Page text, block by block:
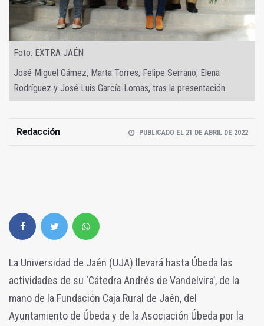
Foto: EXTRA JAÉN
José Miguel Gámez, Marta Torres, Felipe Serrano, Elena
Rodríguez y José Luis García-Lomas, tras la presentación.
Redacción PUBLICADO EL 21 DE ABRIL DE 2022
La Universidad de Jaén (UJA) llevará hasta Úbeda las
actividades de su ‘Cátedra Andrés de Vandelvira’, de la
mano de la Fundación Caja Rural de Jaén, del
Ayuntamiento de Úbeda y de la Asociación Úbeda por la